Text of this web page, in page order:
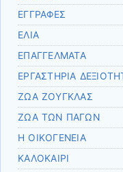
ΕΓΓΡΑΦΕΣ
ΕΛΙΑ
ΕΠΑΓΓΕΛΜΑΤΑ
ΕΡΓΑΣΤΗΡΙΑ
ΖΩΑ ΖΟΥΓΚΛΑΣ
ΖΩΑ ΤΩΝ ΠΑΓΩΝ
Η ΟΙΚΟΓΕΝΕΙΑ
ΚΑΛΟΚΑΙΡΙ